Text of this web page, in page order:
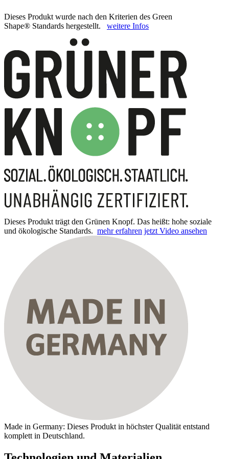
Dieses Produkt wurde nach den Kriterien des Green
Shape® Standards hergestellt. weitere Infos
Dieses Produkt trägt den Grünen Knopf. Das heißt: hohe soziale
und ökologische Standards. mehr erfahren jetzt Video ansehen
Made in Germany: Dieses Produkt in höchster Qualität entstand
komplett in Deutschland.